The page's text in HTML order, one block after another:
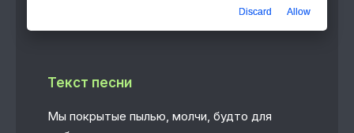
Текст песни
Мы покрытые пылью, молчи, будто для
Discard Allow